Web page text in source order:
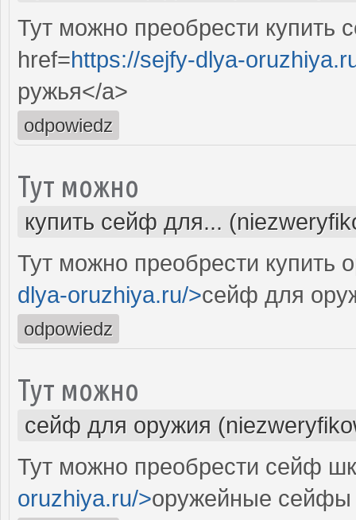
Тут можно преобрести купить
href=https://sejfy-dlya-
ружья</a>
odpowiedz
Тут можно
купить сейф для...
Тут можно преобрести
dlya-oruzhiya.ru/>сейф для
odpowiedz
Тут можно
сейф для оружия
Тут можно преобрести сейф
oruzhiya.ru/>оружейные сейфы